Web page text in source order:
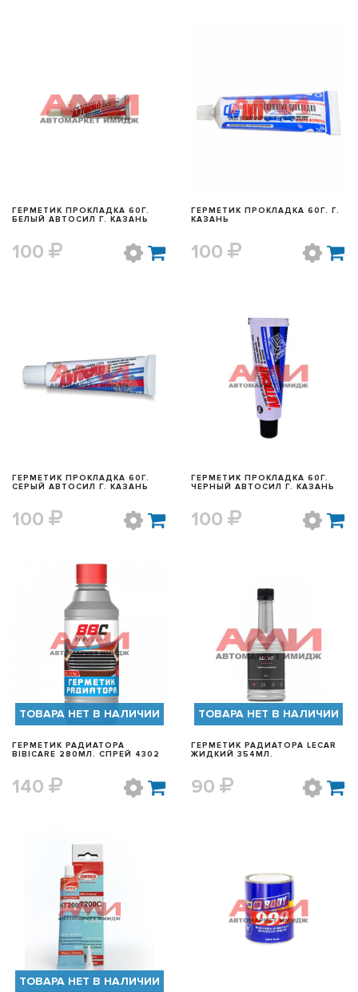
БЫСТРЫЙ ПРОСМОТР
ГЕРМЕТИК ПРОКЛАДКА 60Г.
БЕЛЫЙ АВТОСИЛ Г. КАЗАНЬ
100
БЫСТРЫЙ ПРОСМОТР
ГЕРМЕТИК ПРОКЛАДКА 60Г. Г.
КАЗАНЬ
100
БЫСТРЫЙ ПРОСМОТР
ГЕРМЕТИК ПРОКЛАДКА 60Г.
СЕРЫЙ АВТОСИЛ Г. КАЗАНЬ
100
БЫСТРЫЙ ПРОСМОТР
ГЕРМЕТИК ПРОКЛАДКА 60Г.
ЧЕРНЫЙ АВТОСИЛ Г. КАЗАНЬ
100
БЫСТРЫЙ ПРОСМОТР
ТОВАРА НЕТ В НАЛИЧИИ
ГЕРМЕТИК РАДИАТОРА
BIBICARE 280МЛ. СПРЕЙ 4302
140
БЫСТРЫЙ ПРОСМОТР
ТОВАРА НЕТ В НАЛИЧИИ
ГЕРМЕТИК РАДИАТОРА LECAR
ЖИДКИЙ 354МЛ.
90
БЫСТРЫЙ ПРОСМОТР
ТОВАРА НЕТ В НАЛИЧИИ
БЫСТРЫЙ ПРОСМОТР